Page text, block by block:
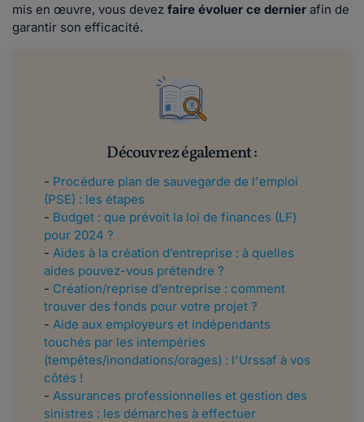
mis en œuvre, vous devez faire évoluer ce dernier afin de
garantir son efficacité.
Découvrez également :
- Procédure plan de sauvegarde de l'emploi
(PSE) : les étapes
- Budget : que prévoit la loi de finances (LF)
pour 2024 ?
- Aides à la création d’entreprise : à quelles
aides pouvez-vous prétendre ?
- Création/reprise d’entreprise : comment
trouver des fonds pour votre projet ?
- Aide aux employeurs et indépendants
touchés par les intempéries
(tempêtes/inondations/orages) : l'Urssaf à vos
côtés !
- Assurances professionnelles et gestion des
sinistres : les démarches à effectuer